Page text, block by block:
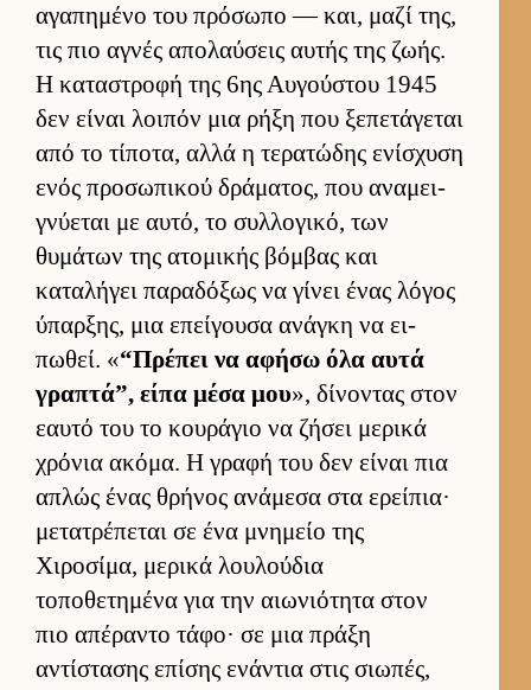
αγαπημένο του πρόσωπο — και, μαζί της,
τις πιο αγνές απολαύ­σεις αυ­τής της ζωής.
Η καταστροφή της 6ης Αυ­γού­στου 1945
δεν εί­ναι λοι­πόν μια ρήξη που ξεπετάγεται
από το τίποτα, αλλά η τερατώδης ενίσχυση
ενός προσωπικού δράματος, που αναμει­
γνύεται με αυ­τό, το συλ­λογικό, των
θυμάτων της ατομικής βόμ­βας και
καταλήγει παραδόξως να γίνει ένας λόγος
ύπαρ­ξης, μια επεί­γουσα ανάγκη να ει­
πωθεί. «“Πρέπει να αφήσω όλα αυτά
γραπτά”, είπα μέσα μου», δίνοντας στον
εαυτό του το κου­ράγιο να ζήσει μερικά
χρόνια ακόμα. Η γραφή του δεν εί­ναι πια
απλώς ένας θρήνος ανάμεσα στα ερεί­πια·
μετατρέπεται σε ένα μνημείο της
Χιροσίμα, μερικά λου­λού­δια
τοποθετημένα για την αιω­νιότητα στον
πιο απέραντο τάφο· σε μια πράξη
αντίστασης επίσης ενάντια στις σιω­πές,